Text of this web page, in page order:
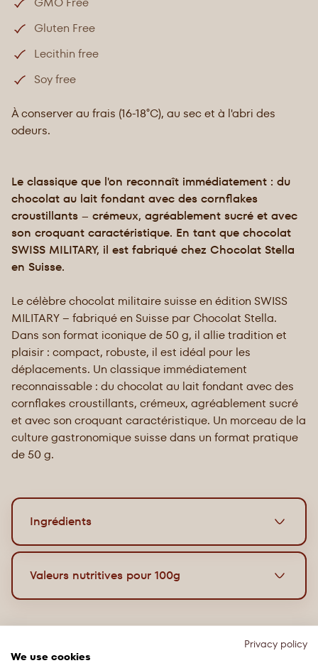
Gluten Free
Lecithin free
Soy free
À conserver au frais (16-18°C), au sec et à l'abri des
odeurs.
Le classique que l'on reconnaît immédiatement : du
chocolat au lait fondant avec des cornflakes
croustillants – crémeux, agréablement sucré et avec
son croquant caractéristique. En tant que chocolat
SWISS MILITARY, il est fabriqué chez Chocolat Stella
en Suisse.
Le célèbre chocolat militaire suisse en édition SWISS
MILITARY – fabriqué en Suisse par Chocolat Stella.
Dans son format iconique de 50 g, il allie tradition et
plaisir : compact, robuste, il est idéal pour les
déplacements. Un classique immédiatement
reconnaissable : du chocolat au lait fondant avec des
cornflakes croustillants, crémeux, agréablement sucré
et avec son croquant caractéristique. Un morceau de la
culture gastronomique suisse dans un format pratique
de 50 g.
Ingrédients
Chocolat au lait écrémé avec cornflakes
Ingrédients: sucre, beurre de cacao¹,laitécrémé en
émulsifiant (lécithine de tournesol), arôme. Cacao 35%
Valeurs nutritives pour 100g
Énergie
2165 kJ / 518 kcal
Graisse
Privacy policy
We use cookies